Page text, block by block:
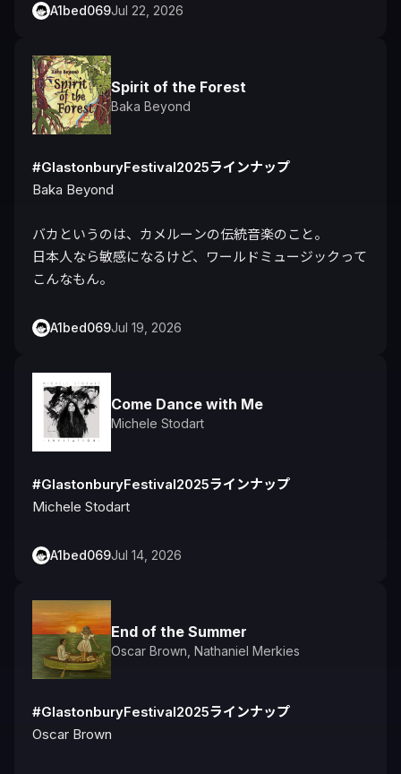
A1bed069Jul 22, 2026
Spirit of the Forest
Baka Beyond
#GlastonburyFestival2025ラインナップ
Baka Beyond
バカというのは、カメルーンの伝統音楽のこと。
日本人なら敏感になるけど、ワールドミュージックって
こんなもん。
A1bed069Jul 19, 2026
Come Dance with Me
Michele Stodart
#GlastonburyFestival2025ラインナップ
Michele Stodart
A1bed069Jul 14, 2026
End of the Summer
Oscar Brown Nathaniel Merkies
#GlastonburyFestival2025ラインナップ
Oscar Brown